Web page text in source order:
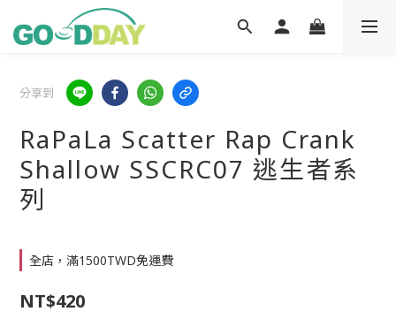
分享到
RaPaLa Scatter Rap Crank
Shallow SSCRC07 逃生者系
列
全店，滿1500TWD免運費
NT$420